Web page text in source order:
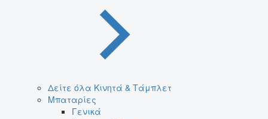
Δείτε όλα Κινητά & Τάμπλετ
Μπαταρίες
Γενικά